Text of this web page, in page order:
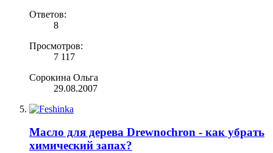
Ответов:
8
Просмотров:
7 117
Сорокина Ольга
29.08.2007
Масло для дерева Drewnochron - как убрать
химический запах?